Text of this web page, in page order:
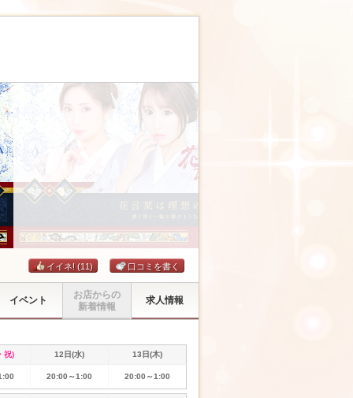
イイネ! (11) 口コミを書く
イベント
お店からの
新着情報
求人情報
祝) 12日(水) 13日(木)
20:00～1:00 20:00～1:00